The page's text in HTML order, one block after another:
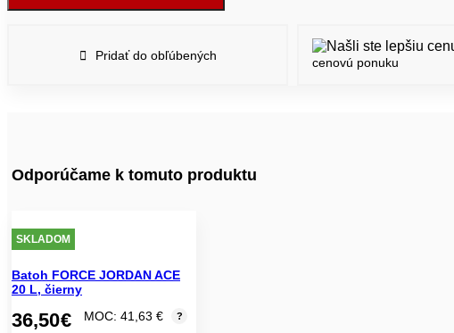
Pridať do obľúbených
cenovú ponuku
Odporúčame k tomuto produktu
SKLADOM
Batoh FORCE JORDAN ACE
20 L, čierny
36,50€ MOC: 41,63 € ?